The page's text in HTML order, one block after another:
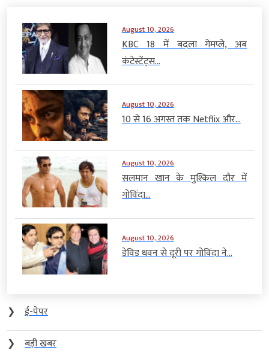
August 10, 2026
KBC 18 में बदला गेमप्ले, अब
कंटेस्टेंट्स...
August 10, 2026
10 से 16 अगस्त तक Netflix और...
August 10, 2026
सलमान खान के मुश्किल दौर में
गोविंदा...
August 10, 2026
डेविड धवन से दूरी पर गोविंदा ने...
❯
ई-पेपर
❯
बड़ी खबर